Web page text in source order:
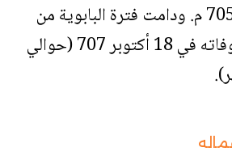
تُوّج في 1 مارس 705 م. ودامت فترة البابوية من
مارس 705 حتى وفاته في 18 أكتوبر 707 (حوالي